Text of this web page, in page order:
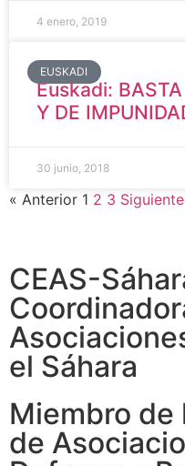
4 enero, 2019
EUSKADI
Euskadi: BASTA
Y DE
30 junio, 2018
« Anterior 1 2 3
CEAS-
el Sáhara
Miembro de
de